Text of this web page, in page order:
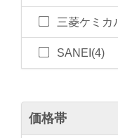
三菱ケミカ
SANEI(4)
価格帯